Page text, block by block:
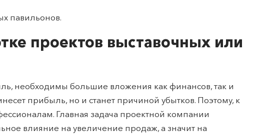
павильонов.
проектов выставочных или
необходимы большие вложения как финансов, так и
прибыль, но и станет причиной убытков. Поэтому, к
Главная задача проектной компании
влияние на увеличение продаж, а значит на